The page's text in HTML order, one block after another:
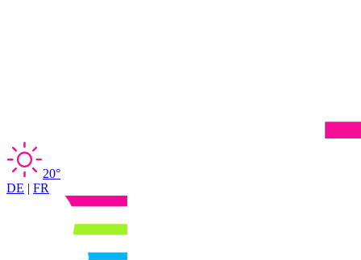
20°
DE | FR